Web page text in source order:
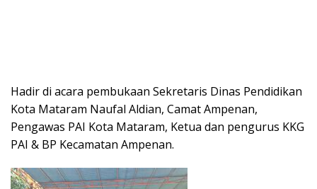
Hadir di acara pembukaan Sekretaris Dinas Pendidikan
Kota Mataram Naufal Aldian, Camat Ampenan,
Pengawas PAI Kota Mataram, Ketua dan pengurus KKG
PAI & BP Kecamatan Ampenan.